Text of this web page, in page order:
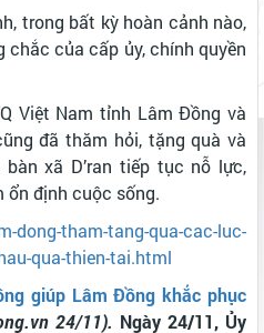
trong bất kỳ hoàn cảnh nào,
chắc của cấp ủy, chính quyền
Việt Nam tỉnh Lâm Đồng và
đã thăm hỏi, tặng quà và
xã D’ran tiếp tục nỗ lực,
ổn định cuộc sống.
dong-tham-tang-qua-cac-luc-
qua-thien-tai.html
giúp Lâm Đồng khắc phục
24/11). Ngày 24/11, Ủy